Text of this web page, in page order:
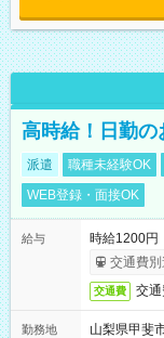
高時給！日勤
派遣 職種未経験OK
WEB登録・面接OK
給与
時給1200円
交通費別
交通費 交通
勤務地
山梨県甲斐